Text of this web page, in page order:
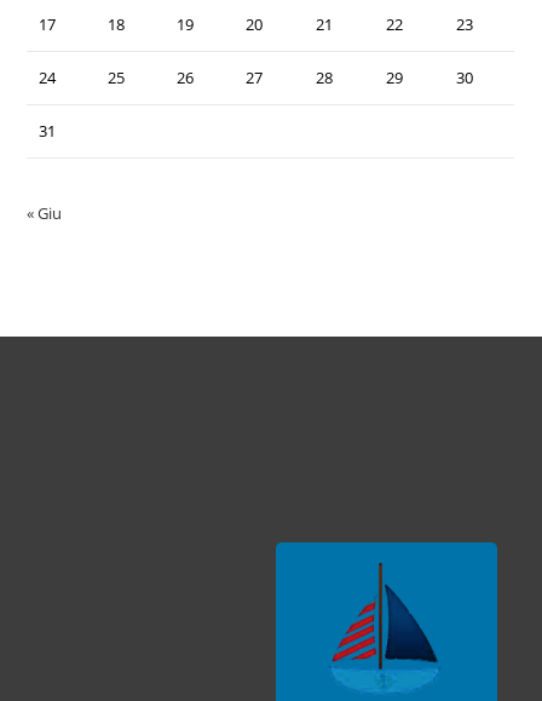
17 18 19 20 21 22 23
24 25 26 27 28 29 30
31
« Giu